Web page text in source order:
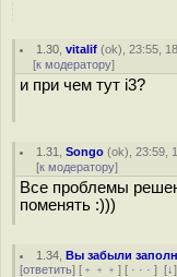
1.30 ,vitalif (ok), 23:55,
[к модератору]
и при чем тут i3?
1.31 ,Songo (ok), 23:59,
[к модератору]
Все проблемы
поменять :)))
1.34 ,Вы забыли
[ответить] [ ﹢﹢﹢ ] [ · · · ] [↓